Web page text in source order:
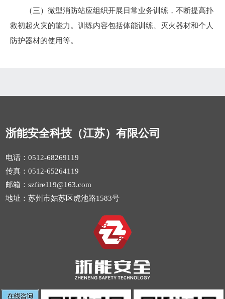
（三）微型消防站应组织开展日常业务训练，不断提高扑
救初起火灾的能力。训练内容包括体能训练、灭火器材和个人
防护器材的使用等。
浙能安全科技（江苏）有限公司
电话：0512-68269119
传真：0512-65264119
邮箱：szfire119@163.com
地址：苏州市姑苏区虎池路1583号